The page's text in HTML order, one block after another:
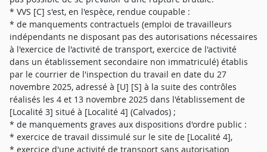
* VVS [C] s'est, en l'espèce, rendue coupable :
* de manquements contractuels (emploi de travailleurs
indépendants ne disposant pas des autorisations nécessaires
à l'exercice de l'activité de transport, exercice de l'activité
dans un établissement secondaire non immatriculé) établis
par le courrier de l'inspection du travail en date du 27
novembre 2025, adressé à [U] [S] à la suite des contrôles
réalisés les 4 et 13 novembre 2025 dans l'établissement de
[Localité 3] situé à [Localité 4] (Calvados) ;
* de manquements graves aux dispositions d'ordre public :
* exercice de travail dissimulé sur le site de [Localité 4],
* exercice d'une activité de transport sans autorisation